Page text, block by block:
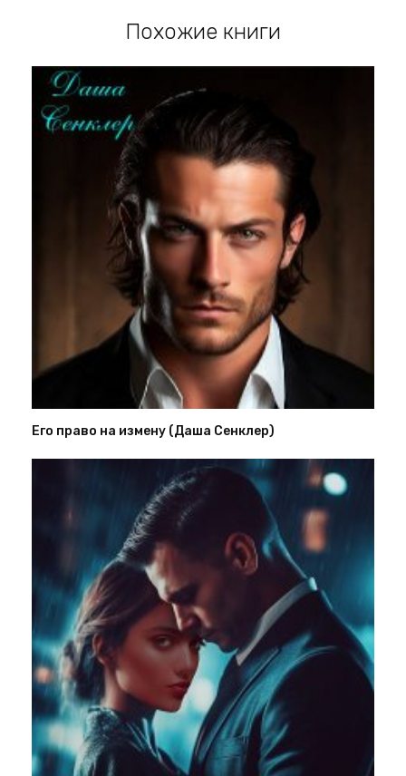
Похожие книги
Его право на измену (Даша Сенклер)